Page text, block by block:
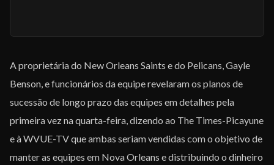
A proprietária do New Orleans Saints e do Pelicans, Gayle
Benson, e funcionários da equipe revelaram os planos de
sucessão de longo prazo das equipes em detalhes pela
primeira vez na quarta-feira, dizendo ao The Times-Picayune
e à WVUE-TV que ambas seriam vendidas com o objetivo de
manter as equipes em Nova Orleans e distribuindo o dinheiro